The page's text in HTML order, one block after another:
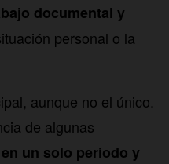
documental y
personal o la
aunque no el único.
de algunas
un solo periodo y